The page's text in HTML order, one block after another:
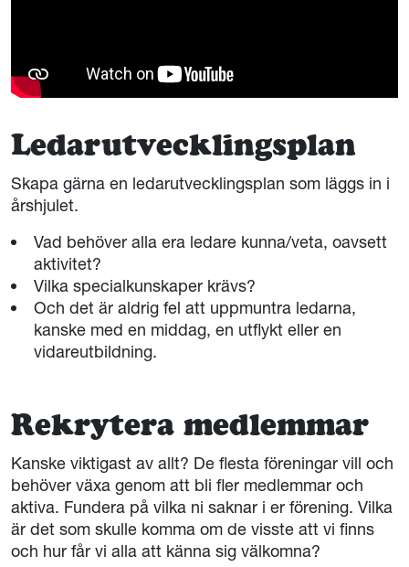
Ledarutvecklingsplan
Skapa gärna en ledarutvecklingsplan som läggs in i
årshjulet.
Vad behöver alla era ledare kunna/veta, oavsett
aktivitet?
Vilka specialkunskaper krävs?
Och det är aldrig fel att uppmuntra ledarna,
kanske med en middag, en utflykt eller en
vidareutbildning.
Rekrytera medlemmar
Kanske viktigast av allt? De flesta föreningar vill och
behöver växa genom att bli fler medlemmar och
aktiva. Fundera på vilka ni saknar i er förening. Vilka
är det som skulle komma om de visste att vi finns
och hur får vi alla att känna sig välkomna?